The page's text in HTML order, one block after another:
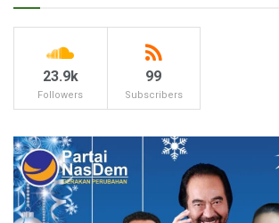
23.9k
Followers
99
Subscribers